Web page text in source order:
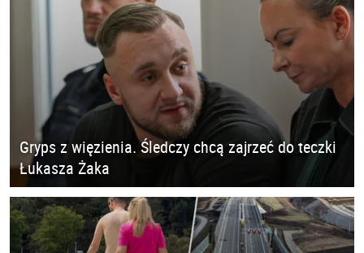
Gryps z więzienia. Śledczy chcą zajrzeć do teczki
Łukasza Żaka